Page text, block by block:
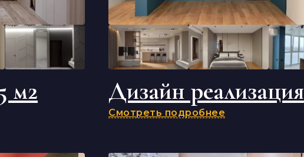
м2 Дизайн реализация
Смотреть подробнее